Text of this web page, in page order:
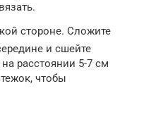
стороне. Сложите
и сшейте
расстоянии 5-7 см
чтобы